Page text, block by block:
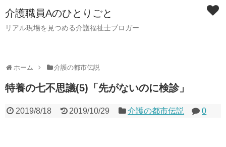
介護職員Aのひとりごと
リアル現場を見つめる介護福祉士ブロガー
ホーム 介護の都市伝説
特養の七不思議(5)「先がないのに検診」
2019/8/18 2019/10/29 介護の都市伝説 0